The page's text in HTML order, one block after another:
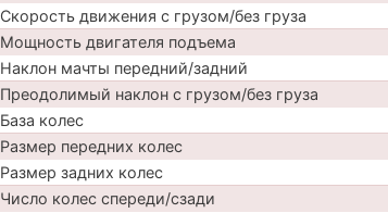
Скорость движения с грузом/без груза
Мощность двигателя подъема
Наклон мачты передний/задний
Преодолимый наклон с грузом/без груза
База колес
Размер передних колес
Размер задних колес
Число колес спереди/сзади